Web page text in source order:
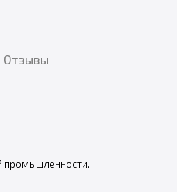
Отзывы
промышленности.